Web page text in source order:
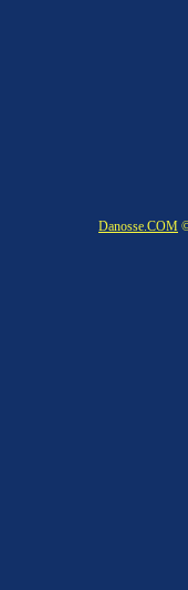
Danosse.COM